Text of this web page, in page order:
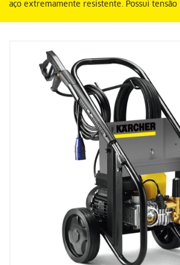
aço extremamente resistente. Possui tensão